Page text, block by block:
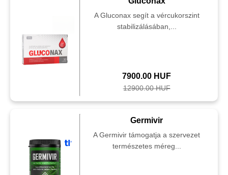
A Gluconax segít a vércukorszint
stabilizálásában,...
7900.00 HUF
12900.00 HUF
Germivir
A Germivir támogatja a szervezet
természetes méreg...